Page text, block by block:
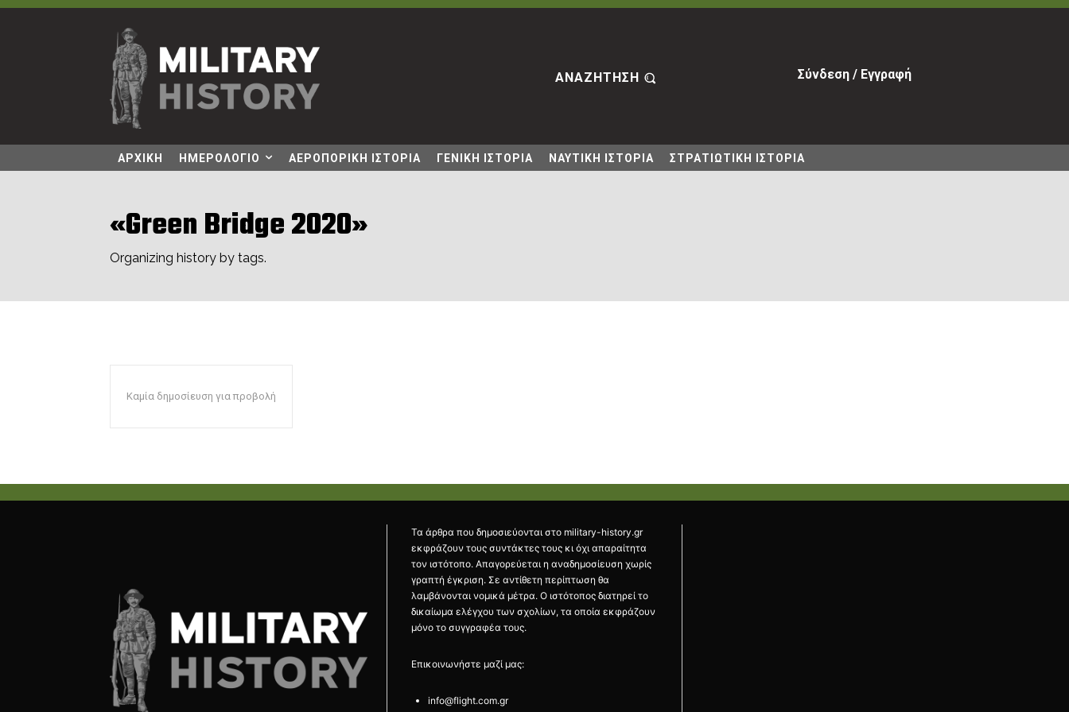
ΑΝΑΖΗΤΗΣΗ Σύνδεση / Εγγραφή
ΑΡΧΙΚΗ ΗΜΕΡΟΛΟΓΙΟ ΑΕΡΟΠΟΡΙΚΗ ΙΣΤΟΡΙΑ ΓΕΝΙΚΗ ΙΣΤΟΡΙΑ ΝΑΥΤΙΚΗ ΙΣΤΟΡΙΑ ΣΤΡΑΤΙΩΤΙΚΗ ΙΣΤΟΡΙΑ
«Green Bridge 2020»
Organizing history by tags.
Καμία δημοσίευση για προβολή
Τα άρθρα που δημοσιεύονται στο military-history.gr
εκφράζουν τους συντάκτες τους κι όχι απαραίτητα
τον ιστότοπο. Απαγορεύεται η αναδημοσίευση χωρίς
γραπτή έγκριση. Σε αντίθετη περίπτωση θα
λαμβάνονται νομικά μέτρα. Ο ιστότοπος διατηρεί το
δικαίωμα ελέγχου των σχολίων, τα οποία εκφράζουν
μόνο το συγγραφέα τους.
Επικοινωνήστε μαζί μας:
info@flight.com.gr